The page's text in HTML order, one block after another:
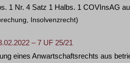
1 Nr. 4 Satz 1 Halbs. 1 COVInsAG
Insolvenzrecht)
– 7 UF 25/21
eines Anwartschaftsrechts aus